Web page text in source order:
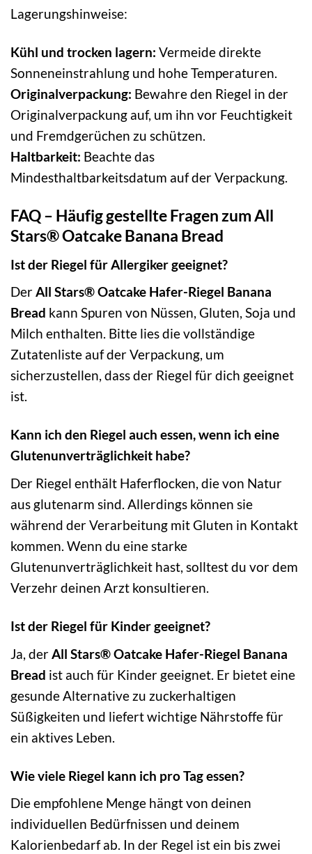
Lagerungshinweise:
Kühl und trocken lagern: Vermeide direkte
Sonneneinstrahlung und hohe Temperaturen.
Originalverpackung: Bewahre den Riegel in der
Originalverpackung auf, um ihn vor Feuchtigkeit
und Fremdgerüchen zu schützen.
Haltbarkeit: Beachte das
Mindesthaltbarkeitsdatum auf der Verpackung.
FAQ – Häufig gestellte Fragen zum All
Stars® Oatcake Banana Bread
Ist der Riegel für Allergiker geeignet?
DerAll Stars® Oatcake Hafer-Riegel Banana
Bread kann Spuren von Nüssen, Gluten, Soja und
Milch enthalten. Bitte lies die vollständige
Zutatenliste auf der Verpackung, um
sicherzustellen, dass der Riegel für dich geeignet
ist.
Kann ich den Riegel auch essen, wenn ich eine
Glutenunverträglichkeit habe?
Der Riegel enthält Haferflocken, die von Natur
aus glutenarm sind. Allerdings können sie
während der Verarbeitung mit Gluten in Kontakt
kommen. Wenn du eine starke
Glutenunverträglichkeit hast, solltest du vor dem
Verzehr deinen Arzt konsultieren.
Ist der Riegel für Kinder geeignet?
Ja, der All Stars® Oatcake Hafer-Riegel Banana
Bread ist auch für Kinder geeignet. Er bietet eine
gesunde Alternative zu zuckerhaltigen
Süßigkeiten und liefert wichtige Nährstoffe für
ein aktives Leben.
Wie viele Riegel kann ich pro Tag essen?
Die empfohlene Menge hängt von deinen
individuellen Bedürfnissen und deinem
Kalorienbedarf ab. In der Regel ist ein bis zwei